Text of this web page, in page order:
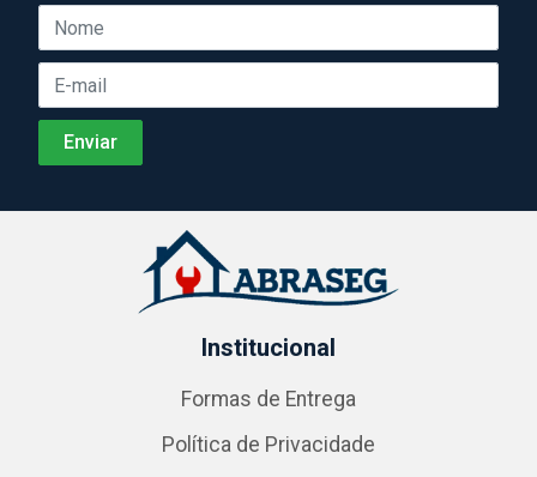
Institucional
Formas de Entrega
Política de Privacidade